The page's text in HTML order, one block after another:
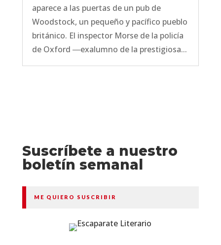
aparece a las puertas de un pub de
Woodstock, un pequeño y pacífico pueblo
británico. El inspector Morse de la policía
de Oxford ―exalumno de la prestigiosa...
Suscríbete a nuestro
boletín semanal
ME QUIERO SUSCRIBIR